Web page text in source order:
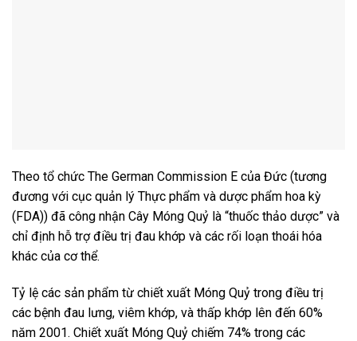
Theo tổ chức The German Commission E của Đức (tương
đương với cục quản lý Thực phẩm và dược phẩm hoa kỳ
(FDA)) đã công nhận Cây Móng Quỷ là “thuốc thảo dược” và
chỉ định hỗ trợ điều trị đau khớp và các rối loạn thoái hóa
khác của cơ thể.
Tỷ lệ các sản phẩm từ chiết xuất Móng Quỷ trong điều trị
các bệnh đau lưng, viêm khớp, và thấp khớp lên đến 60%
năm 2001. Chiết xuất Móng Quỷ chiếm 74% trong các